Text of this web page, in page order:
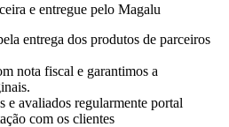
e entregue pelo Magalu
entrega dos produtos de parceiros
nota fiscal e garantimos a
e avaliados regularmente portal
com os clientes